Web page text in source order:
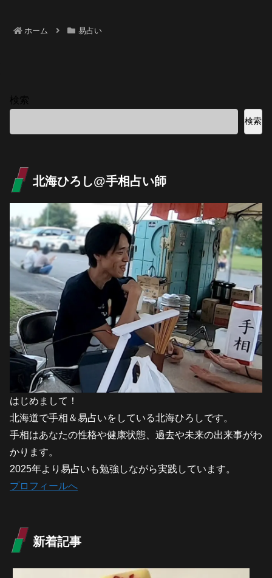
ホーム 易占い
検索
検索
北海ひろし@手相占い師
はじめまして！
北海道で手相＆易占いをしている北海ひろしです。
手相はあなたの性格や健康状態、過去や未来の出来事がわ
かります。
2025年より易占いも勉強しながら実践しています。
プロフィールへ
新着記事